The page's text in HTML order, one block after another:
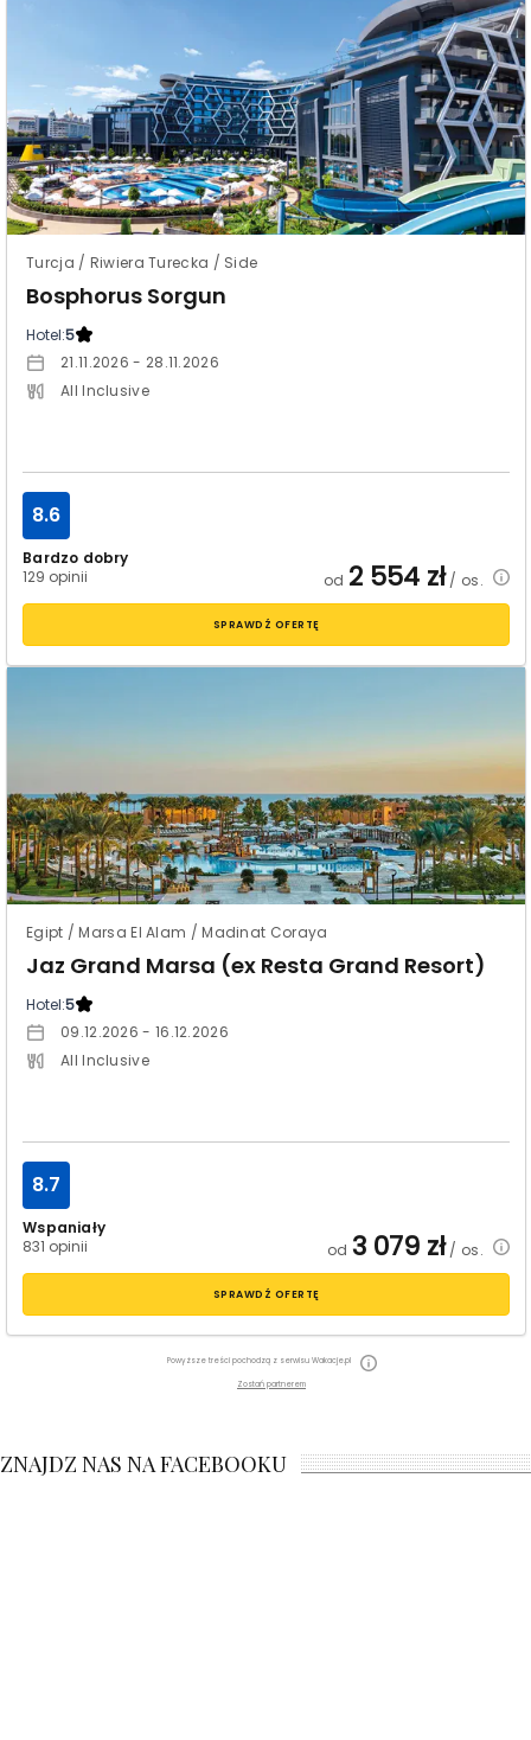
Turcja / Riwiera Turecka / Side
Bosphorus Sorgun
Hotel:5
21.11.2026 - 28.11.2026
All Inclusive
Bardzo dobry
129 opinii
8.6
od 2 554 zł/ os.
SPRAWDŹ OFERTĘ
Egipt / Marsa El Alam / Madinat Coraya
Jaz Grand Marsa (ex Resta Grand Resort)
Hotel:5
09.12.2026 - 16.12.2026
All Inclusive
Wspaniały
831 opinii
8.7
od 3 079 zł/ os.
SPRAWDŹ OFERTĘ
Powyższe treści pochodzą z serwisu Wakacje.pl
Zostań partnerem
ZNAJDZ NAS NA FACEBOOKU